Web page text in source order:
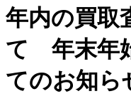
年内の買取
て 年末年
てのお知ら